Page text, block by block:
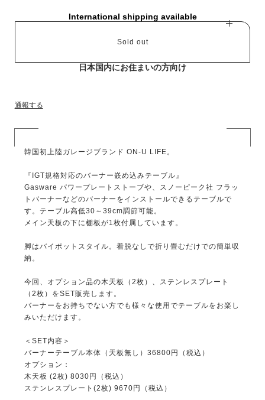
International shipping available
Sold out
日本国内にお住まいの方向け
通報する
韓国初上陸ガレージブランド ON-U LIFE。
『IGT規格対応のバーナー嵌め込みテーブル』
Gasware パワープレートストーブや、スノーピーク社 フラッ
トバーナーなどのバーナーをインストールできるテーブルで
す。テーブル高低30～39cm調節可能。
メイン天板の下に棚板が1枚付属しています。
脚はバイポットスタイル。着脱なしで折り畳むだけでの簡単収
納。
今回、オプション品の木天板（2枚）、ステンレスプレート
（2枚）をSET販売します。
バーナーをお持ちでない方でも様々な使用でテーブルをお楽し
みいただけます。
＜SET内容＞
バーナーテーブル本体（天板無し）36800円（税込）
オプション：
木天板 (2枚) 8030円（税込）
ステンレスプレート(2枚) 9670円（税込）